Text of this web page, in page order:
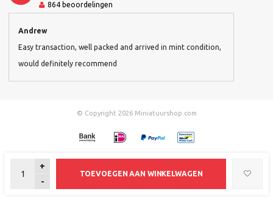
+
-
TOEVOEGEN AAN WINKELWAGEN
864 beoordelingen
Andrew
Easy transaction, well packed and arrived in mint condition,
would definitely recommend
© Copyright 2026 Miniatuurshop.com